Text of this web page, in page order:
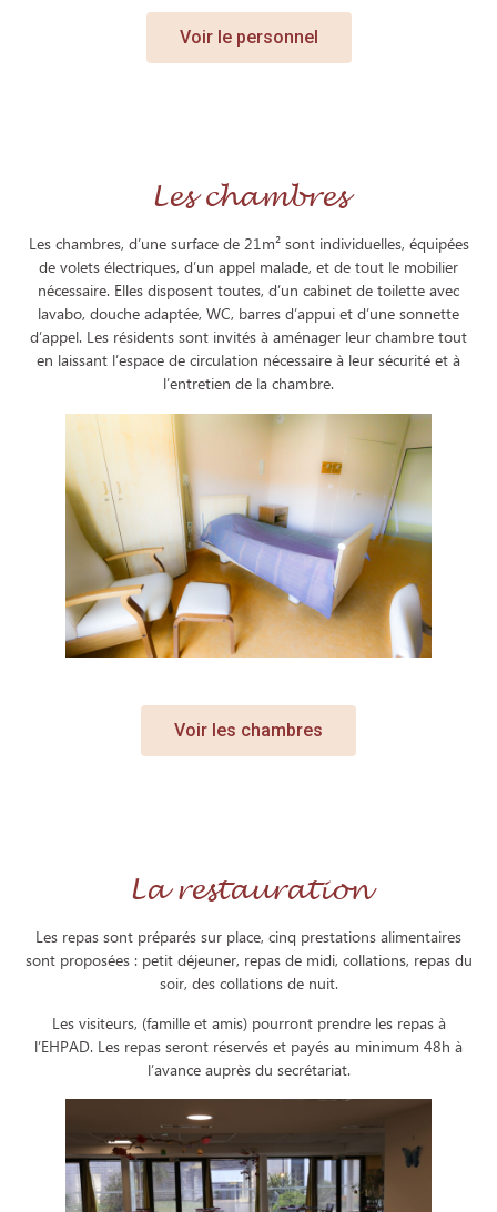
Voir le personnel
Les chambres
Les chambres, d’une surface de 21m² sont individuelles, équipées
de volets électriques, d’un appel malade, et de tout le mobilier
nécessaire. Elles disposent toutes, d’un cabinet de toilette avec
lavabo, douche adaptée, WC, barres d’appui et d’une sonnette
d’appel. Les résidents sont invités à aménager leur chambre tout
en laissant l’espace de circulation nécessaire à leur sécurité et à
l’entretien de la chambre.
Voir les chambres
La restauration
Les repas sont préparés sur place, cinq prestations alimentaires
sont proposées : petit déjeuner, repas de midi, collations, repas du
soir, des collations de nuit.
Les visiteurs, (famille et amis) pourront prendre les repas à
l’EHPAD. Les repas seront réservés et payés au minimum 48h à
l’avance auprès du secrétariat.